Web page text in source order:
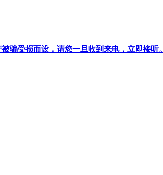
骗受损而设，请您一旦收到来电，立即接听。